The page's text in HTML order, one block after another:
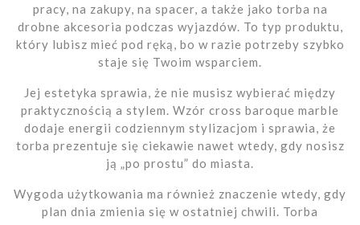
pracy, na zakupy, na spacer, a także jako torba na
drobne akcesoria podczas wyjazdów. To typ produktu,
który lubisz mieć pod ręką, bo w razie potrzeby szybko
staje się Twoim wsparciem.
Jej estetyka sprawia, że nie musisz wybierać między
praktycznością a stylem. Wzór cross baroque marble
dodaje energii codziennym stylizacjom i sprawia, że
torba prezentuje się ciekawie nawet wtedy, gdy nosisz
ją „po prostu” do miasta.
Wygoda użytkowania ma również znaczenie wtedy, gdy
plan dnia zmienia się w ostatniej chwili. Torba